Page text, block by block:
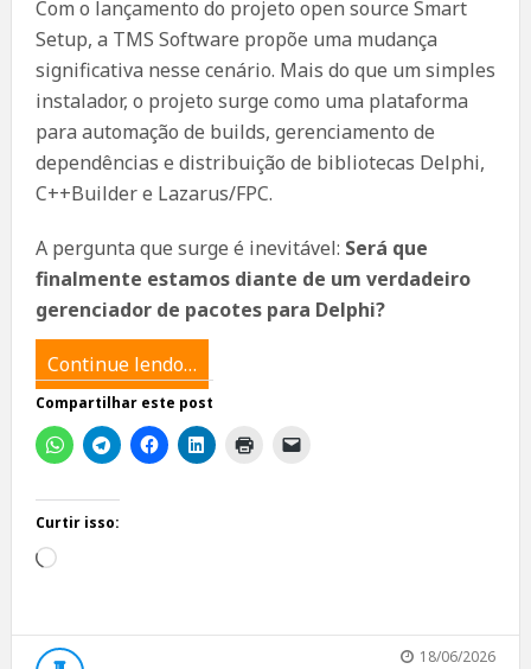
Com o lançamento do projeto open source Smart
Setup, a TMS Software propõe uma mudança
significativa nesse cenário. Mais do que um simples
instalador, o projeto surge como uma plataforma
para automação de builds, gerenciamento de
dependências e distribuição de bibliotecas Delphi,
C++Builder e Lazarus/FPC.
A pergunta que surge é inevitável: Será que
finalmente estamos diante de um verdadeiro
gerenciador de pacotes para Delphi?
Continue lendo…
Compartilhar este post
Curtir isso:
Carregando...
18/06/2026